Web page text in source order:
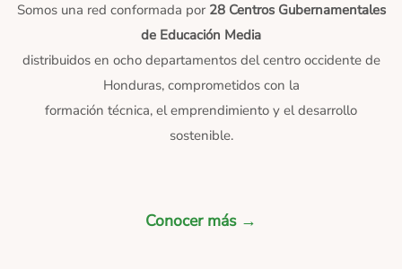
Somos una red conformada por 28 Centros Gubernamentales
de Educación Media
distribuidos en ocho departamentos del centro occidente de
Honduras, comprometidos con la
formación técnica, el emprendimiento y el desarrollo
sostenible.
Conocer más →